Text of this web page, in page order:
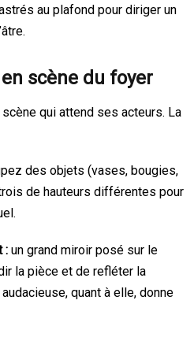
au plafond pour diriger un
scène du foyer
qui attend ses acteurs. La
des objets (vases, bougies,
de hauteurs différentes pour
: un grand miroir posé sur le
la pièce et de refléter la
quant à elle, donne